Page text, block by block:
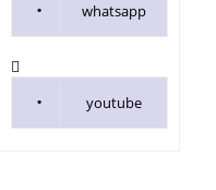
whatsapp
youtube